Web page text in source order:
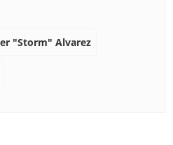
"Storm" Alvarez